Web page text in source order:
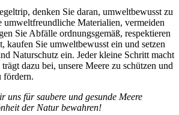
denken Sie daran, umweltbewusst zu
umweltfreundliche Materialien, vermeiden
Sie Abfälle ordnungsgemäß, respektieren
kaufen Sie umweltbewusst ein und setzen
Naturschutz ein. Jeder kleine Schritt macht
dazu bei, unsere Meere zu schützen und
fördern.
uns für saubere und gesunde Meere
der Natur bewahren!